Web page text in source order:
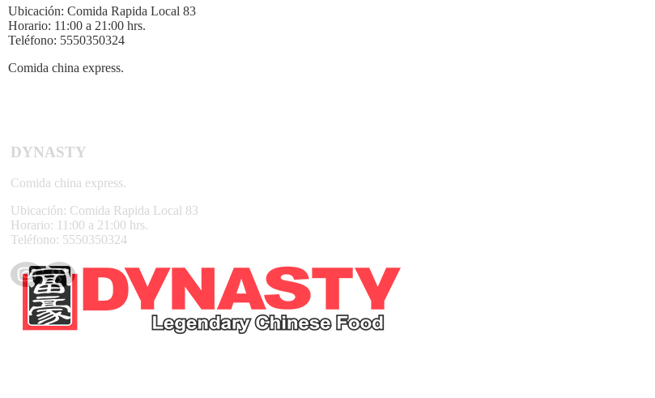
Ubicación: Comida Rapida Local 83
Horario: 11:00 a 21:00 hrs.
Teléfono: 5550350324
Comida china express.
DYNASTY
Comida china express.
Ubicación: Comida Rapida Local 83
Horario: 11:00 a 21:00 hrs.
Teléfono: 5550350324